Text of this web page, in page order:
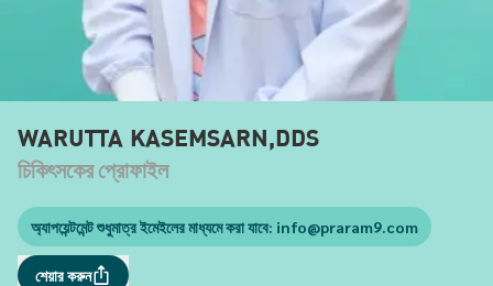
WARUTTA KASEMSARN,DDS
চিকিৎসকের প্রোফাইল
অ্যাপয়েন্টমেন্ট শুধুমাত্র ইমেইলের মাধ্যমে করা যাবে: info@praram9.com
শেয়ার করুন